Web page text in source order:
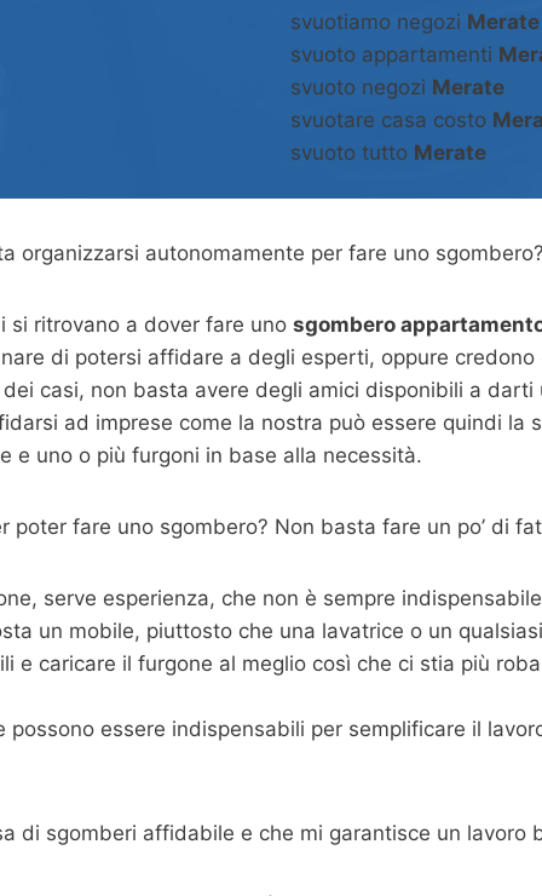
svuotiamo negozi Merate
svuoto appartamenti
svuoto negozi Merate
svuotare casa costo
svuoto tutto Merate
organizzarsi autonomamente per fare uno
si ritrovano a dover fare uno sgombero
di potersi affidare a degli esperti, oppure
casi, non basta avere degli amici disponibili a
ad imprese come la nostra può essere quindi la
e uno o più furgoni in base alla necessità.
poter fare uno sgombero? Non basta fare un po’ di
serve esperienza, che non è sempre
un mobile, piuttosto che una lavatrice o un
e caricare il furgone al meglio così che ci stia più
possono essere indispensabili per semplificare il
di sgomberi affidabile e che mi garantisce un lavoro